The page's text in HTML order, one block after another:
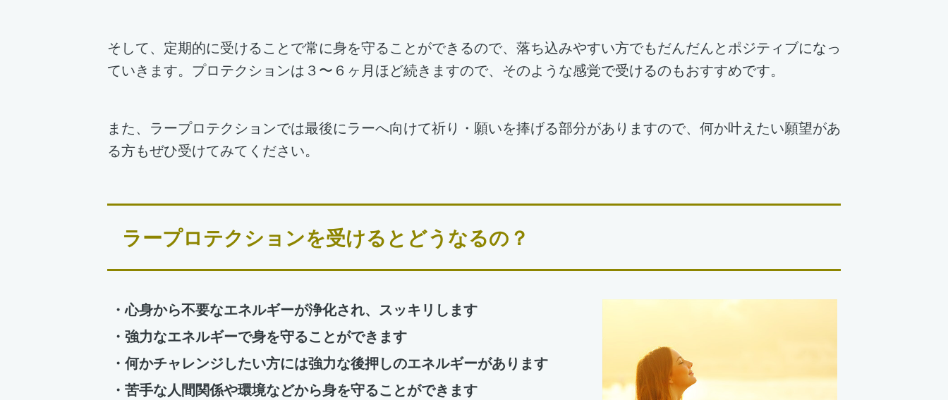
そして、定期的に受けることで常に身を守ることができるので、落ち込みやすい方でもだんだんとポジティブになっ
ていきます。プロテクションは３〜６ヶ月ほど続きますので、そのような感覚で受けるのもおすすめです。
また、ラープロテクションでは最後にラーへ向けて祈り・願いを捧げる部分がありますので、何か叶えたい願望があ
る方もぜひ受けてみてください。
ラープロテクションを受けるとどうなるの？
・心身から不要なエネルギーが浄化され、スッキリします
・強力なエネルギーで身を守ることができます
・何かチャレンジしたい方には強力な後押しのエネルギーがあります
・苦手な人間関係や環境などから身を守ることができます